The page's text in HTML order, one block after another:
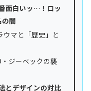
面白いッ…！ロッ
闇
ウマと「歴史」と
ジーベックの襲
とデザインの対比